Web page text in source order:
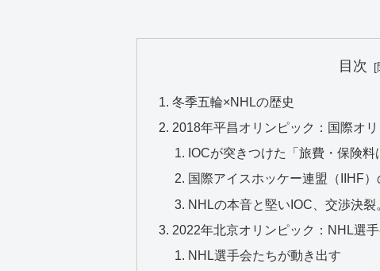
目次
冬季五輪×NHLの歴史
2018年平昌オリンピック：国際オ
IOCが突きつけた「旅費・保険
国際アイスホッケー連盟（IIHF）
NHLの本音と堅いIOC、交渉決裂
2022年北京オリンピック：NHL選
NHL選手会たちが動き出す